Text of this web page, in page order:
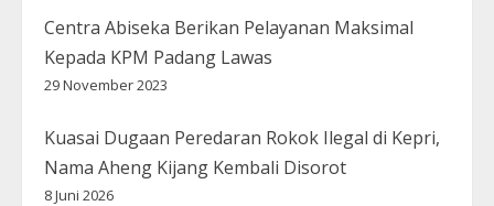
Centra Abiseka Berikan Pelayanan Maksimal
Kepada KPM Padang Lawas
29 November 2023
Kuasai Dugaan Peredaran Rokok Ilegal di Kepri,
Nama Aheng Kijang Kembali Disorot
8 Juni 2026